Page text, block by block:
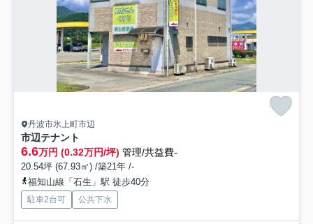
丹波市氷上町市辺
市辺テナント
6.6万円 (0.32万円/坪) 管理/共益費-
20.54坪 (67.93㎡) /築21年 /-
福知山線「石生」駅 徒歩40分
駐車2台可 公共下水